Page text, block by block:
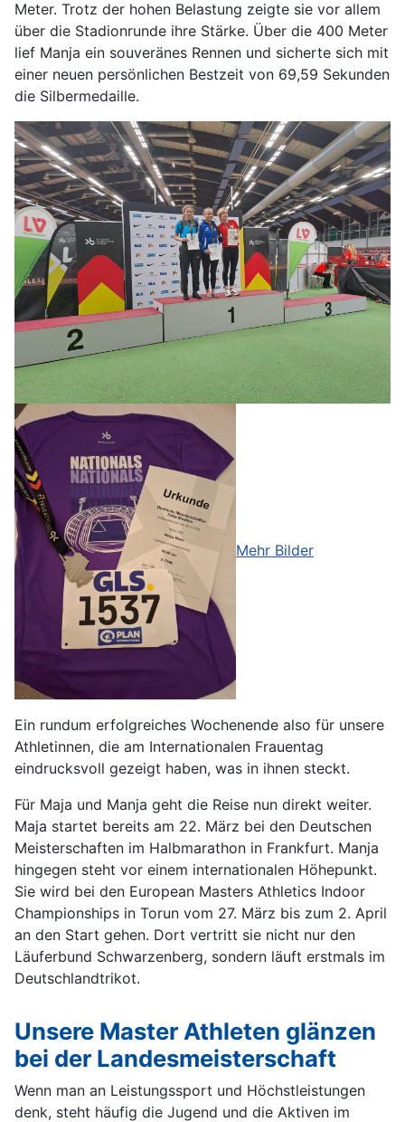
Meter. Trotz der hohen Belastung zeigte sie vor allem
über die Stadionrunde ihre Stärke. Über die 400 Meter
lief Manja ein souveränes Rennen und sicherte sich mit
einer neuen persönlichen Bestzeit von 69,59 Sekunden
die Silbermedaille.
Mehr Bilder
Ein rundum erfolgreiches Wochenende also für unsere
Athletinnen, die am Internationalen Frauentag
eindrucksvoll gezeigt haben, was in ihnen steckt.
Für Maja und Manja geht die Reise nun direkt weiter.
Maja startet bereits am 22. März bei den Deutschen
Meisterschaften im Halbmarathon in Frankfurt. Manja
hingegen steht vor einem internationalen Höhepunkt.
Sie wird bei den European Masters Athletics Indoor
Championships in Torun vom 27. März bis zum 2. April
an den Start gehen. Dort vertritt sie nicht nur den
Läuferbund Schwarzenberg, sondern läuft erstmals im
Deutschlandtrikot.
Unsere Master Athleten glänzen
bei der Landesmeisterschaft
Wenn man an Leistungssport und Höchstleistungen
denk, steht häufig die Jugend und die Aktiven im